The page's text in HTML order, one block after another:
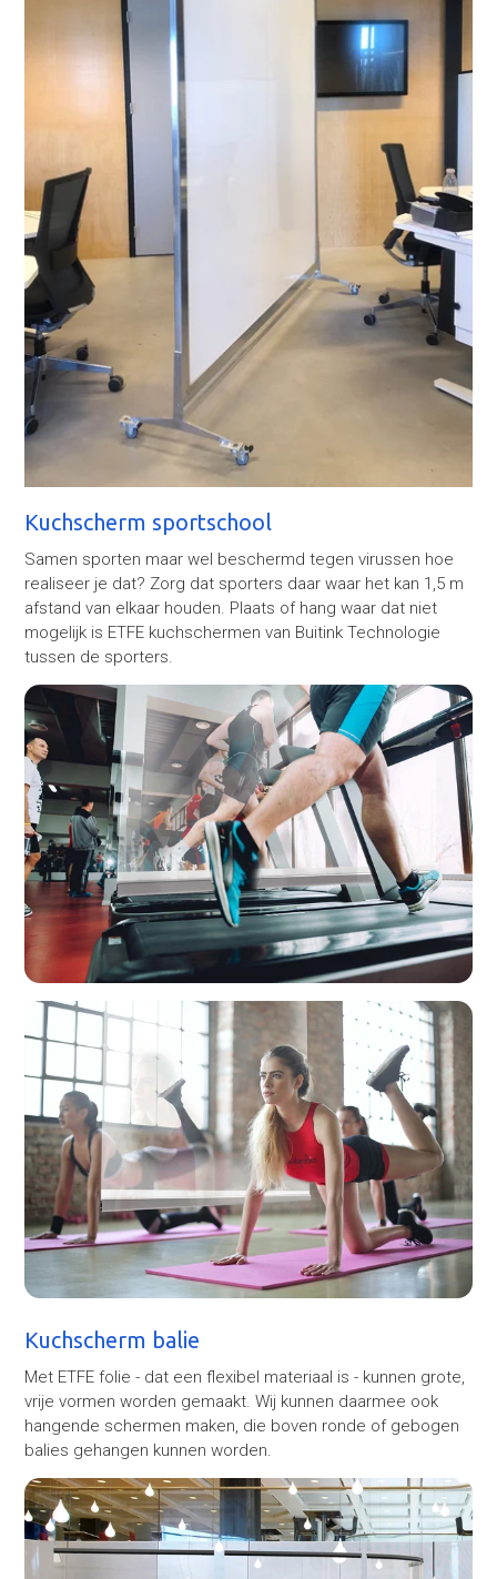
Kuchscherm sportschool
Samen sporten maar wel beschermd tegen virussen hoe
realiseer je dat? Zorg dat sporters daar waar het kan 1,5 m
afstand van elkaar houden. Plaats of hang waar dat niet
mogelijk is ETFE kuchschermen van Buitink Technologie
tussen de sporters.
Kuchscherm balie
Met ETFE folie - dat een flexibel materiaal is - kunnen grote,
vrije vormen worden gemaakt. Wij kunnen daarmee ook
hangende schermen maken, die boven ronde of gebogen
balies gehangen kunnen worden.